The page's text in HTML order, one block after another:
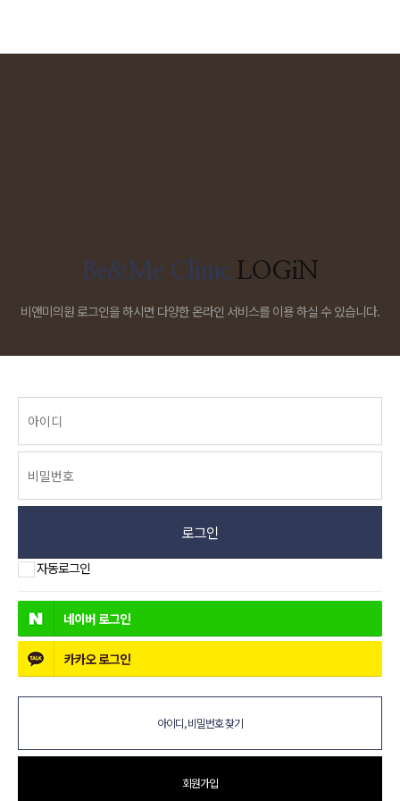
Be&Me Clinic LOGiN
비앤미의원 로그인을 하시면 다양한 온라인 서비스를 이용 하실 수 있습니다.
로그인
자동로그인
네이버 로그인
카카오로그인
아이디, 비밀번호 찾기
회원가입